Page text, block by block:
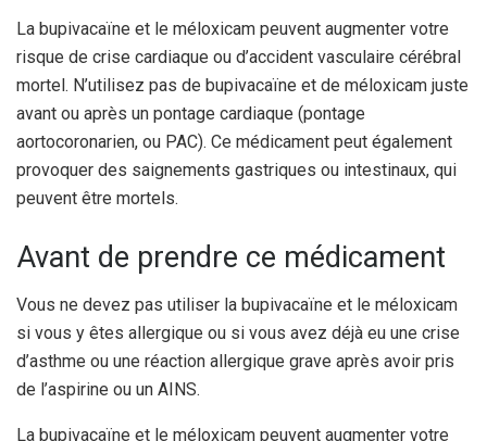
La bupivacaïne et le méloxicam peuvent augmenter votre
risque de crise cardiaque ou d’accident vasculaire cérébral
mortel. N’utilisez pas de bupivacaïne et de méloxicam juste
avant ou après un pontage cardiaque (pontage
aortocoronarien, ou PAC). Ce médicament peut également
provoquer des saignements gastriques ou intestinaux, qui
peuvent être mortels.
Avant de prendre ce médicament
Vous ne devez pas utiliser la bupivacaïne et le méloxicam
si vous y êtes allergique ou si vous avez déjà eu une crise
d’asthme ou une réaction allergique grave après avoir pris
de l’aspirine ou un AINS.
La bupivacaïne et le méloxicam peuvent augmenter votre